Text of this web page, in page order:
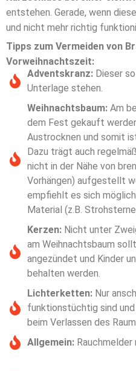
entstehen. Gerade, wenn
und nicht mehr richtig
Tipps zum Vermeiden von
Vorweihnachtszeit:
Adventskranz: Dieser
Unterlage stehen.
Weihnachtsbaum: Am
dem Fest gekauft
Austrocknen und somit
Dazu trägt auch
nicht in der Nähe von
Vorhängen) aufgestellt
empfiehlt es sich
Material (z.B.
Kerzen: Nicht unter
am Weihnachtsbaum
angezündet und Kinder
behalten werden.
Lichterketten: Nur
funktionstüchtig sind
beim Verlassen des
Allgemein: